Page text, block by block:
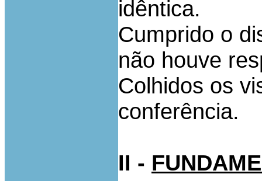
idêntica.
Cumprido o
não houve
Colhidos os
conferência.
II -